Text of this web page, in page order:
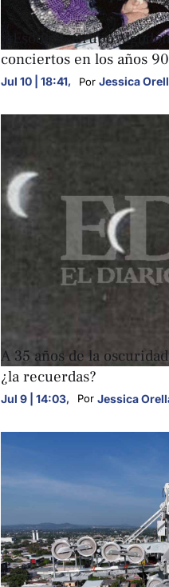
FOTOGALERÍAS
¡¡¡Esooo!!!: Grupo
conciertos en los años 90
Jul 10 | 18:41, Por Jessica
FOTOGALERÍAS
A 35 años de la
¿la recuerdas?
Jul 9 | 14:03, Por Jessica